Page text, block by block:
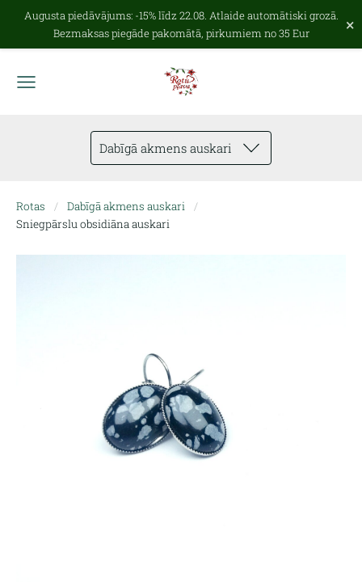
Augusta piedāvājums: -15% līdz 22.08. Atlaide automātiski grozā.
Bezmaksas piegāde pakomātā, pirkumiem no 35 Eur
×
Dabīgā akmens auskari
Rotas
Dabīgā akmens auskari
Sniegpārslu obsidiāna auskari